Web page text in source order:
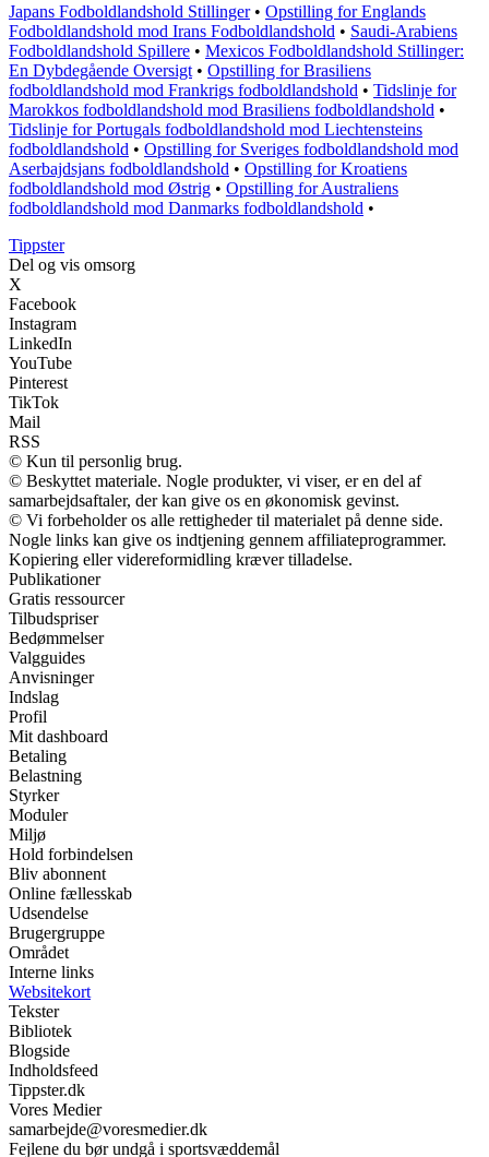
Japans Fodboldlandshold Stillinger• Opstilling for Englands
Fodboldlandshold mod Irans Fodboldlandshold • Saudi-Arabiens
Fodboldlandshold Spillere • Mexicos Fodboldlandshold Stillinger:
En Dybdegående Oversigt • Opstilling for Brasiliens
fodboldlandshold mod Frankrigs fodboldlandshold • Tidslinje for
Marokkos fodboldlandshold mod Brasiliens fodboldlandshold •
Tidslinje for Portugals fodboldlandshold mod Liechtensteins
fodboldlandshold • Opstilling for Sveriges fodboldlandshold mod
Aserbajdsjans fodboldlandshold • Opstilling for Kroatiens
fodboldlandshold mod Østrig • Opstilling for Australiens
fodboldlandshold mod Danmarks fodboldlandshold •
Tippster
Del og vis omsorg
X
Facebook
Instagram
LinkedIn
YouTube
Pinterest
TikTok
Mail
RSS
© Kun til personlig brug.
© Beskyttet materiale. Nogle produkter, vi viser, er en del af
samarbejdsaftaler, der kan give os en økonomisk gevinst.
© Vi forbeholder os alle rettigheder til materialet på denne side.
Nogle links kan give os indtjening gennem affiliateprogrammer.
Kopiering eller videreformidling kræver tilladelse.
Publikationer
Gratis ressourcer
Tilbudspriser
Bedømmelser
Valgguides
Anvisninger
Indslag
Profil
Mit dashboard
Betaling
Belastning
Styrker
Moduler
Miljø
Hold forbindelsen
Bliv abonnent
Online fællesskab
Udsendelse
Brugergruppe
Området
Interne links
Websitekort
Tekster
Bibliotek
Blogside
Indholdsfeed
Tippster.dk
Vores Medier
samarbejde@voresmedier.dk
Fejlene du bør undgå i sportsvæddemål